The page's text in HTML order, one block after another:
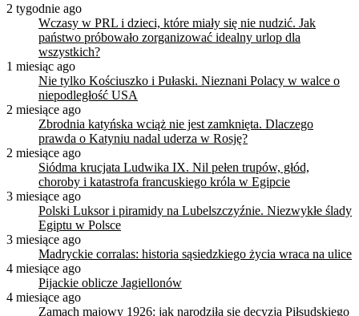
2 tygodnie ago
Wczasy w PRL i dzieci, które miały się nie nudzić. Jak
państwo próbowało zorganizować idealny urlop dla
wszystkich?
1 miesiąc ago
Nie tylko Kościuszko i Pułaski. Nieznani Polacy w walce o
niepodległość USA
2 miesiące ago
Zbrodnia katyńska wciąż nie jest zamknięta. Dlaczego
prawda o Katyniu nadal uderza w Rosję?
2 miesiące ago
Siódma krucjata Ludwika IX. Nil pełen trupów, głód,
choroby i katastrofa francuskiego króla w Egipcie
3 miesiące ago
Polski Luksor i piramidy na Lubelszczyźnie. Niezwykłe ślady
Egiptu w Polsce
3 miesiące ago
Madryckie corralas: historia sąsiedzkiego życia wraca na ulice
4 miesiące ago
Pijackie oblicze Jagiellonów
4 miesiące ago
Zamach majowy 1926: jak narodziła się decyzja Piłsudskiego